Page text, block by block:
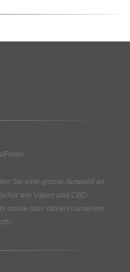
Sie eine grosse Auswahl an
wie Vapes und CBD-
online oder direkt in unserem